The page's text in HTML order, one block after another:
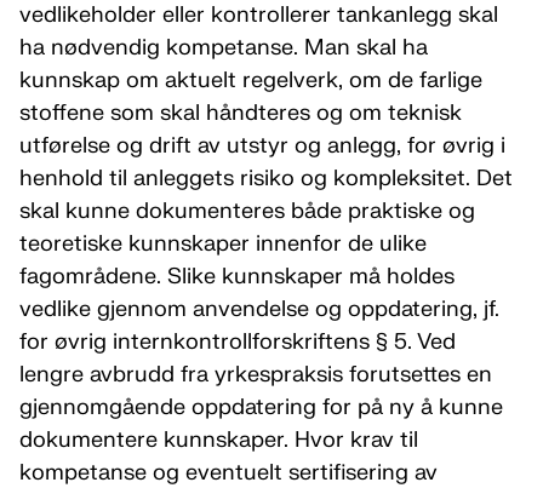
vedlikeholder eller kontrollerer tankanlegg skal
ha nødvendig kompetanse. Man skal ha
kunnskap om aktuelt regelverk, om de farlige
stoffene som skal håndteres og om teknisk
utførelse og drift av utstyr og anlegg, for øvrig i
henhold til anleggets risiko og kompleksitet. Det
skal kunne dokumenteres både praktiske og
teoretiske kunnskaper innenfor de ulike
fagområdene. Slike kunnskaper må holdes
vedlike gjennom anvendelse og oppdatering, jf.
for øvrig internkontrollforskriftens § 5. Ved
lengre avbrudd fra yrkespraksis forutsettes en
gjennomgående oppdatering for på ny å kunne
dokumentere kunnskaper. Hvor krav til
kompetanse og eventuelt sertifisering av